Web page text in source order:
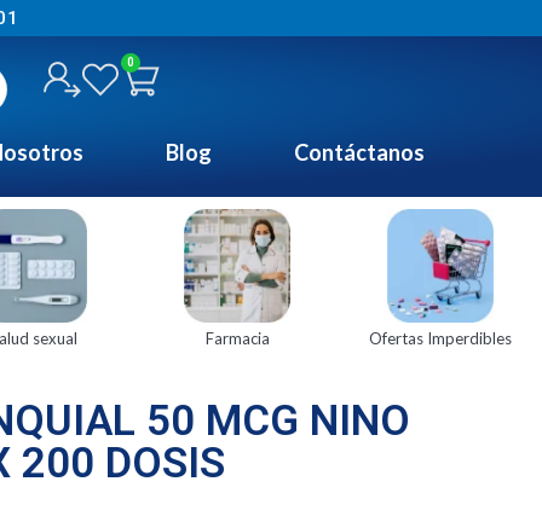
0
Blog Contáctanos
sexual Farmacia Ofertas Imperdibles
50 MCG NINO
200 DOSIS